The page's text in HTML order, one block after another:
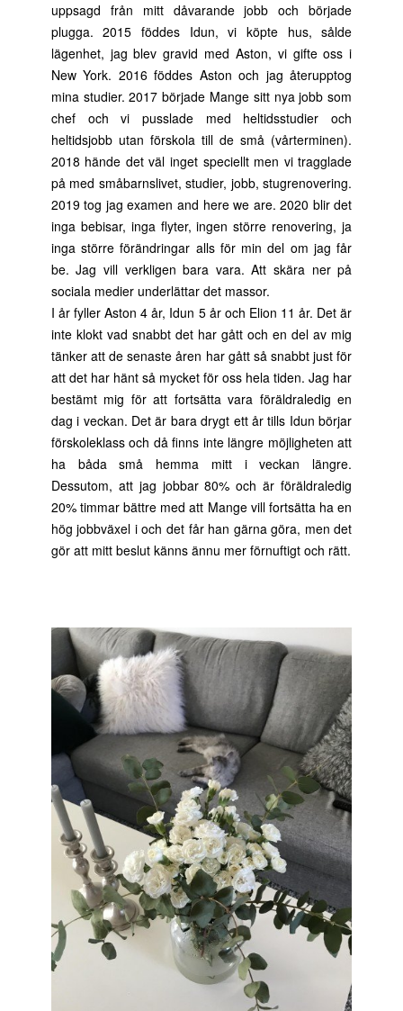
uppsagd från mitt dåvarande jobb och började
plugga. 2015 föddes Idun, vi köpte hus, sålde
lägenhet, jag blev gravid med Aston, vi gifte oss i
New York. 2016 föddes Aston och jag återupptog
mina studier. 2017 började Mange sitt nya jobb som
chef och vi pusslade med heltidsstudier och
heltidsjobb utan förskola till de små (vårterminen).
2018 hände det väl inget speciellt men vi tragglade
på med småbarnslivet, studier, jobb, stugrenovering.
2019 tog jag examen and here we are. 2020 blir det
inga bebisar, inga flyter, ingen större renovering, ja
inga större förändringar alls för min del om jag får
be. Jag vill verkligen bara vara. Att skära ner på
sociala medier underlättar det massor.
I år fyller Aston 4 år, Idun 5 år och Elion 11 år. Det är
inte klokt vad snabbt det har gått och en del av mig
tänker att de senaste åren har gått så snabbt just för
att det har hänt så mycket för oss hela tiden. Jag har
bestämt mig för att fortsätta vara föräldraledig en
dag i veckan. Det är bara drygt ett år tills Idun börjar
förskoleklass och då finns inte längre möjligheten att
ha båda små hemma mitt i veckan längre.
Dessutom, att jag jobbar 80% och är föräldraledig
20% timmar bättre med att Mange vill fortsätta ha en
hög jobbväxel i och det får han gärna göra, men det
gör att mitt beslut känns ännu mer förnuftigt och rätt.